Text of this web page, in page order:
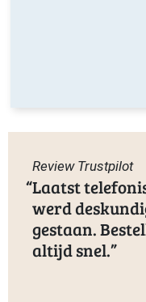
Review Trustpilot
Laatst
werd
gestaan.
altijd snel.